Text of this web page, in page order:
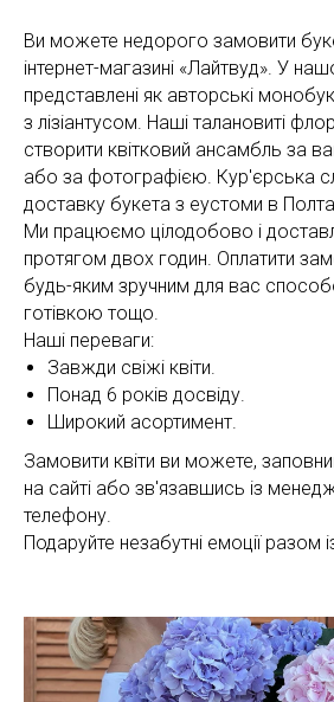
Ви можете недорого замовити
інтернет-магазині «Лайтвуд». У
представлені як авторські
з лізіантусом. Наші талановиті
створити квітковий ансамбль за
або за фотографією. Кур'єрська
доставку букета з еустоми в
Ми працюємо цілодобово і
протягом двох годин. Оплатити
будь-яким зручним для вас
готівкою тощо.
Наші переваги:
Завжди свіжі квіти.
Понад 6 років досвіду.
Широкий асортимент.
Замовити квіти ви можете,
на сайті або зв'язавшись із
телефону.
Подаруйте незабутні емоції разом